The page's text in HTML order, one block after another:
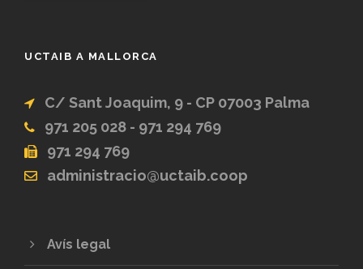
UCTAIB A MALLORCA
C/ Sant Joaquim, 9 - CP 07003 Palma
971 205 028 - 971 294 769
971 294 769
administracio@uctaib.coop
Avís legal